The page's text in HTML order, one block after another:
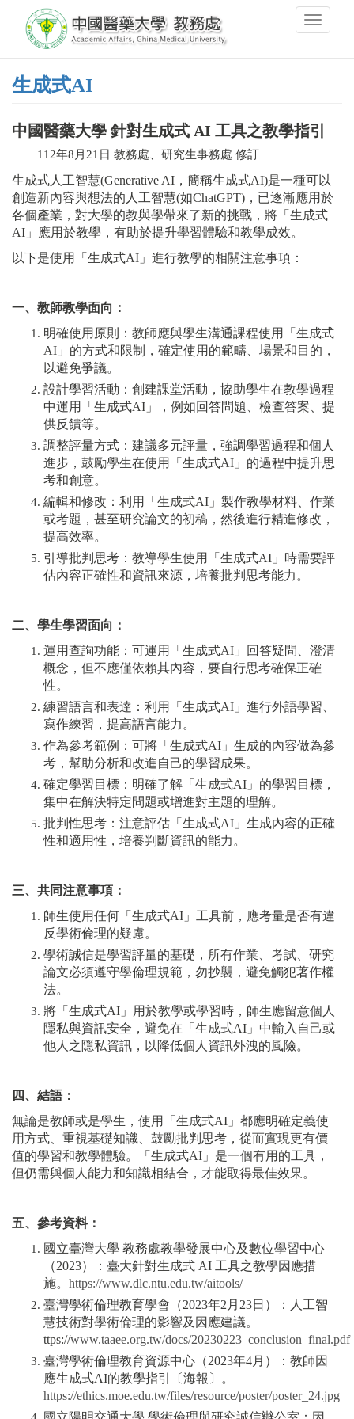
內
Toggle
生成式AI
中國醫藥大學 針對生成式 AI 工具之教學指引
112年8月21日 教務處、研究生事務處 修訂
生成式人工智慧(Generative AI，簡稱生成式AI)是一種可以
創造新內容與想法的人工智慧(如ChatGPT)，已逐漸應用於
各個產業，對大學的教與學帶來了新的挑戰，將「生成式
AI」應用於教學，有助於提升學習體驗和教學成效。
以下是使用「生成式AI」進行教學的相關注意事項：
一、教師教學面向：
明確使用原則：教師應與學生溝通課程使用「生成式
AI」的方式和限制，確定使用的範疇、場景和目的，
以避免爭議。
設計學習活動：創建課堂活動，協助學生在教學過程
中運用「生成式AI」，例如回答問題、檢查答案、提
供反饋等。
調整評量方式：建議多元評量，強調學習過程和個人
進步，鼓勵學生在使用「生成式AI」的過程中提升思
考和創意。
編輯和修改：利用「生成式AI」製作教學材料、作業
或考題，甚至研究論文的初稿，然後進行精進修改，
提高效率。
引導批判思考：教導學生使用「生成式AI」時需要評
估內容正確性和資訊來源，培養批判思考能力。
二、學生學習面向：
運用查詢功能：可運用「生成式AI」回答疑問、澄清
概念，但不應僅依賴其內容，要自行思考確保正確
性。
練習語言和表達：利用「生成式AI」進行外語學習、
寫作練習，提高語言能力。
作為參考範例：可將「生成式AI」生成的內容做為參
考，幫助分析和改進自己的學習成果。
確定學習目標：明確了解「生成式AI」的學習目標，
集中在解決特定問題或增進對主題的理解。
批判性思考：注意評估「生成式AI」生成內容的正確
性和適用性，培養判斷資訊的能力。
三、共同注意事項：
師生使用任何「生成式AI」工具前，應考量是否有違
反學術倫理的疑慮。
學術誠信是學習評量的基礎，所有作業、考試、研究
論文必須遵守學倫理規範，勿抄襲，避免觸犯著作權
法。
將「生成式AI」用於教學或學習時，師生應留意個人
隱私與資訊安全，避免在「生成式AI」中輸入自己或
他人之隱私資訊，以降低個人資訊外洩的風險。
四、結語：
無論是教師或是學生，使用「生成式AI」都應明確定義使
用方式、重視基礎知識、鼓勵批判思考，從而實現更有價
值的學習和教學體驗。「生成式AI」是一個有用的工具，
但仍需與個人能力和知識相結合，才能取得最佳效果。
五、參考資料：
國立臺灣大學 教務處教學發展中心及數位學習中心
（2023）：臺大針對生成式 AI 工具之教學因應措
施。 https://www.dlc.ntu.edu.tw/aitools/
臺灣學術倫理教育學會（2023年2月23日）：人工智
慧技術對學術倫理的影響及因應建議。
ttps://www.taaee.org.tw/docs/20230223_conclusion_final.pdf
臺灣學術倫理教育資源中心（2023年4月）：教師因
應生成式AI的教學指引〔海報〕。
https://ethics.moe.edu.tw/files/resource/poster/poster_24.jpg